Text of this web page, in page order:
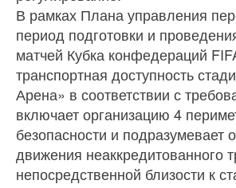
В рамках Плана управления
период подготовки и
матчей Кубка конфедераций
транспортная доступность
Арена» в соответствии с
включает организацию 4
безопасности и подразумевает
движения неаккредитованного
непосредственной близости к